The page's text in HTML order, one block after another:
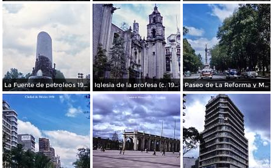
La Fuente de petroleos 1950. Iglesia de la profesa (c. 1950) Paseo de La Reforma y Mto a La Independencia 1950